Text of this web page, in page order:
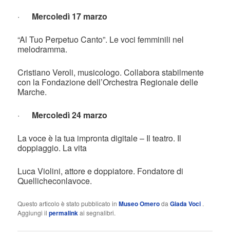
· Mercoledì 17 marzo
“Al Tuo Perpetuo Canto”. Le voci femminili nel
melodramma.
Cristiano Veroli, musicologo. Collabora stabilmente
con la Fondazione dell’Orchestra Regionale delle
Marche.
· Mercoledì 24 marzo
La voce è la tua impronta digitale – Il teatro. Il
doppiaggio. La vita
Luca Violini, attore e doppiatore. Fondatore di
Quellicheconlavoce.
Questo articolo è stato pubblicato inMuseo OmerodaGiada Voci .
Aggiungi ilpermalinkai segnalibri.